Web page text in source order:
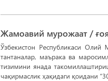
Жамоавий мурожаат /
Ўзбекистон Республикаси
тантаналар, маърака ва
тизимини янада
чақирмаслик ҳақидаги қоидани